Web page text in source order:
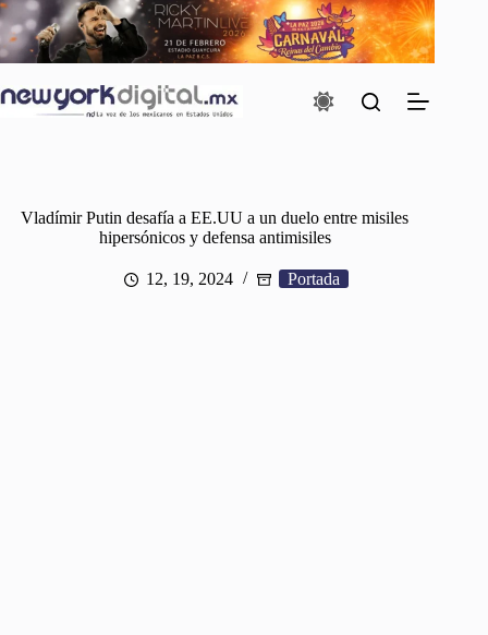
Saltar
al
contenido
Vladímir Putin desafía a EE.UU a un duelo entre misiles
hipersónicos y defensa antimisiles
12, 19, 2024 Portada